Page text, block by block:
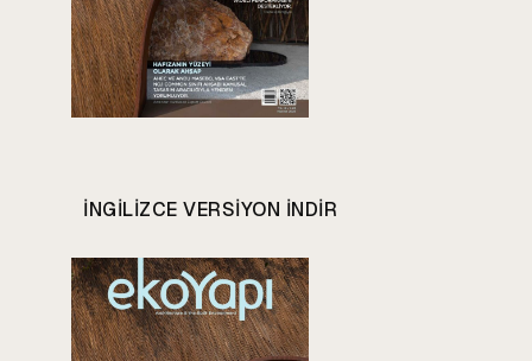
INGILIZCE VERSIYON INDIR